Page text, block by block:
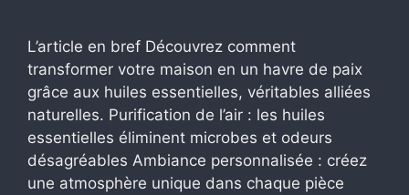
L’article en bref Découvrez comment
transformer votre maison en un havre de paix
grâce aux huiles essentielles, véritables alliées
naturelles. Purification de l’air : les huiles
essentielles éliminent microbes et odeurs
désagréables Ambiance personnalisée : créez
une atmosphère unique dans chaque pièce